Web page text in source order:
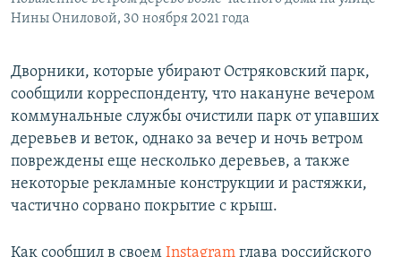
Нины Ониловой, 30 ноября 2021 года
Дворники, которые убирают Остряковский парк,
сообщили корреспонденту, что накануне вечером
коммунальные службы очистили парк от упавших
деревьев и веток, однако за вечер и ночь ветром
повреждены еще несколько деревьев, а также
некоторые рекламные конструкции и растяжки,
частично сорвано покрытие с крыш.
Как сообщил в своем Instagram глава российского